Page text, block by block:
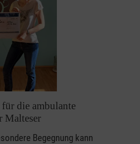
die ambulante
Malteser
Begegnung kann